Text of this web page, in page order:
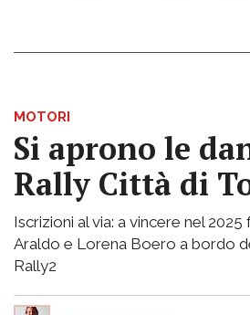
MOTORI
Si aprono le
Rally Città di
Iscrizioni al via: a vincere nel
Araldo e Lorena Boero a bordo
Rally2